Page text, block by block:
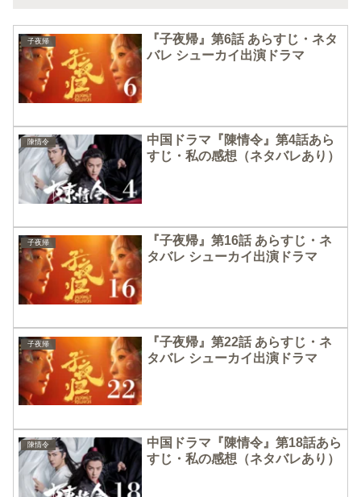
子夜帰
『子夜帰』第6話 あらすじ・ネタ
バレ シューカイ出演ドラマ
陳情令
中国ドラマ『陳情令』第4話あら
すじ・私の感想（ネタバレあり）
子夜帰
『子夜帰』第16話 あらすじ・ネ
タバレ シューカイ出演ドラマ
子夜帰
『子夜帰』第22話 あらすじ・ネ
タバレ シューカイ出演ドラマ
陳情令
中国ドラマ『陳情令』第18話あら
すじ・私の感想（ネタバレあり）